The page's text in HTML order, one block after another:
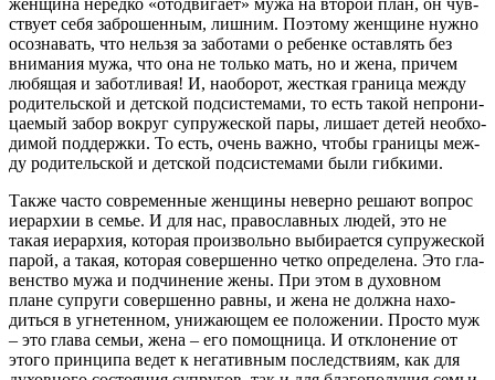
жен­щи­на неред­ко «ото­дви­га­ет» мужа на вто­рой план, он чув­
ству­ет себя забро­шен­ным, лиш­ним. Поэто­му жен­щине нуж­но
осо­зна­вать, что нель­зя за забо­та­ми о ребен­ке остав­лять без
вни­ма­ния мужа, что она не толь­ко мать, но и жена, при­чем
любя­щая и забот­ли­вая! И, наобо­рот, жест­кая гра­ни­ца меж­ду
роди­тель­ской и дет­ской под­си­сте­ма­ми, то есть такой непро­ни­
ца­е­мый забор вокруг супру­же­ской пары, лиша­ет детей необ­хо­
ди­мой под­держ­ки. То есть, очень важ­но, что­бы гра­ни­цы меж­
ду роди­тель­ской и дет­ской под­си­сте­ма­ми были гибкими.
Так­же часто совре­мен­ные жен­щи­ны невер­но реша­ют вопрос
иерар­хии в семье. И для нас, пра­во­слав­ных людей, это не
такая иерар­хия, кото­рая про­из­воль­но выби­ра­ет­ся супру­же­ской
парой, а такая, кото­рая совер­шен­но чет­ко опре­де­ле­на. Это гла­
вен­ство мужа и под­чи­не­ние жены. При этом в духов­ном
плане супру­ги совер­шен­но рав­ны, и жена не долж­на нахо­
дить­ся в угне­тен­ном, уни­жа­ю­щем ее поло­же­нии. Про­сто муж
– это гла­ва семьи, жена – его помощ­ни­ца. И откло­не­ние от
это­го прин­ци­па ведет к нега­тив­ным послед­стви­ям, как для